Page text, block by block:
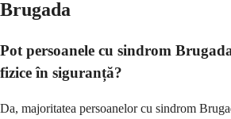
Brugada
Pot persoanele cu sindrom
fizice în siguranță?
Da, majoritatea persoanelor cu sindrom